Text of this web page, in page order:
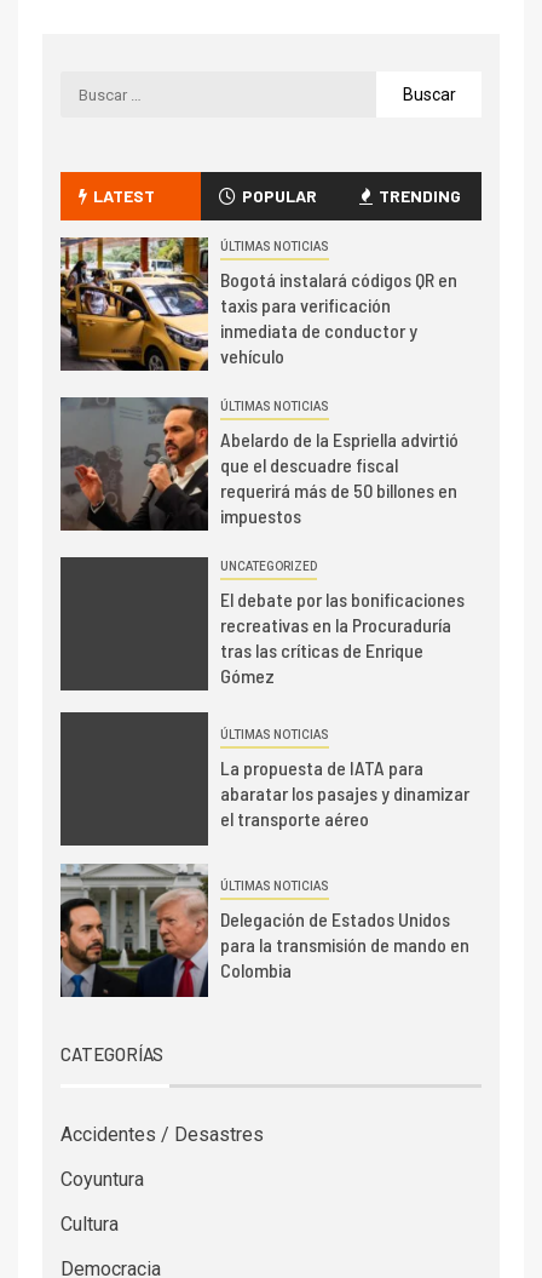
LATEST POPULAR TRENDING
ÚLTIMAS NOTICIAS
Bogotá instalará códigos QR en
taxis para verificación
inmediata de conductor y
vehículo
ÚLTIMAS NOTICIAS
Abelardo de la Espriella advirtió
que el descuadre fiscal
requerirá más de 50 billones en
impuestos
UNCATEGORIZED
El debate por las bonificaciones
recreativas en la Procuraduría
tras las críticas de Enrique
Gómez
ÚLTIMAS NOTICIAS
La propuesta de IATA para
abaratar los pasajes y dinamizar
el transporte aéreo
ÚLTIMAS NOTICIAS
Delegación de Estados Unidos
para la transmisión de mando en
Colombia
CATEGORÍAS
Accidentes / Desastres
Coyuntura
Cultura
Democracia